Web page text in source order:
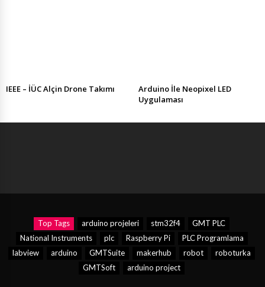
IEEE – İÜC Alçin Drone Takımı
Arduino İle Neopixel LED
Uygulaması
Top Tags arduino projeleri stm32f4
GMT PLC
National Instruments
plc Raspberry Pi
PLC Programlama
labview
arduino GMTSuite makerhub robot
roboturka
GMTSoft
arduino project